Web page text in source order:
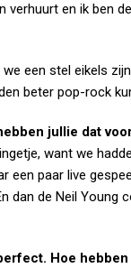
verhuurt en ik ben
een stel eikels
beter pop-rock
jullie dat
want we
een paar live
dan de Neil Young
Hoe